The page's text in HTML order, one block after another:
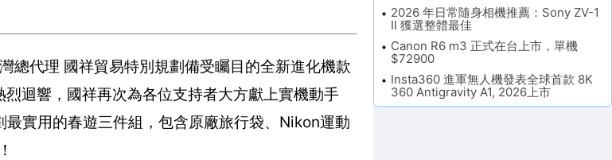
總代理 國祥貿易特別規劃備受矚目的全新進化機款
迴響，國祥再次為各位支持者大方獻上實機動手
實用的春遊三件組，包含原廠旅行袋、Nikon運動
2026 年日常隨身相機推薦：Sony ZV-1
II 獲選整體最佳
Canon R6 m3 正式在台上市，單機
$72900
Insta360 進軍無人機發表全球首款 8K
360 Antigravity A1, 2026上市